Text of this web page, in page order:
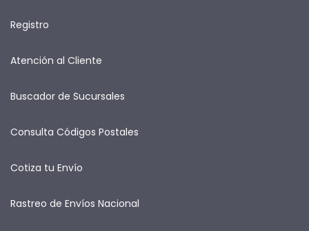
Registro
Atención al Cliente
Buscador de Sucursales
Consulta Códigos Postales
Cotiza tu Envío
Rastreo de Envíos Nacional